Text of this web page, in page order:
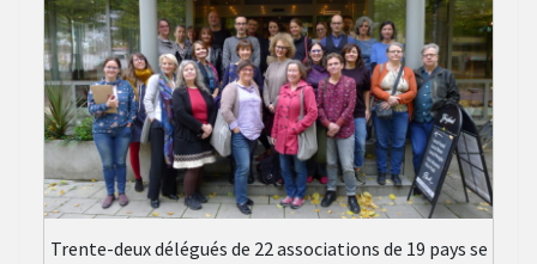
Trente-deux délégués de 22 associations de 19 pays se